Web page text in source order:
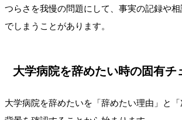
つらさを我慢の問題にして、事実の記録や
でしまうことがあります。
大学病院を辞めたい時の固有チ
大学病院を辞めたいを「辞めたい理由」と